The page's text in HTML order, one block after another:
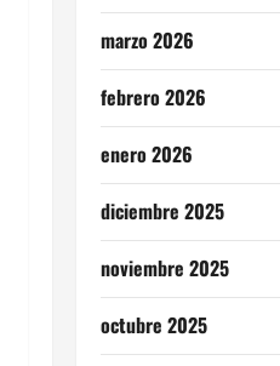
marzo 2026
febrero 2026
enero 2026
diciembre 2025
noviembre 2025
octubre 2025